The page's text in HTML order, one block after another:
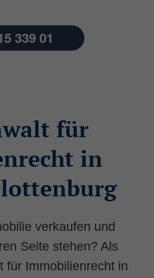
339 01
für
in
verkaufen und
Seite stehen? Als
für Immobilienrecht in